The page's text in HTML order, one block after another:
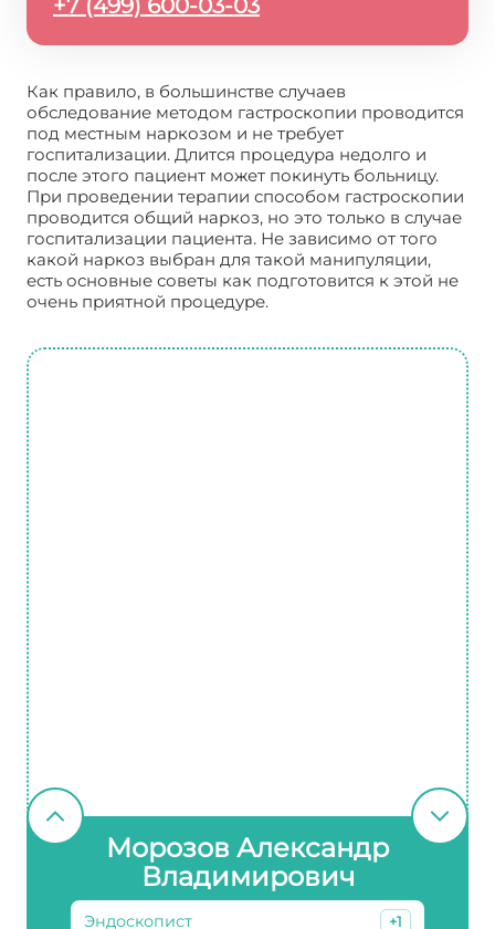
Как правило, в большинстве случаев
обследование методом гастроскопии проводится
под местным наркозом и не требует
госпитализации. Длится процедура недолго и
после этого пациент может покинуть больницу.
При проведении терапии способом гастроскопии
проводится общий наркоз, но это только в случае
госпитализации пациента. Не зависимо от того
какой наркоз выбран для такой манипуляции,
есть основные советы как подготовится к этой не
очень приятной процедуре.
Морозов Александр
Владимирович
Эндоскопист +1